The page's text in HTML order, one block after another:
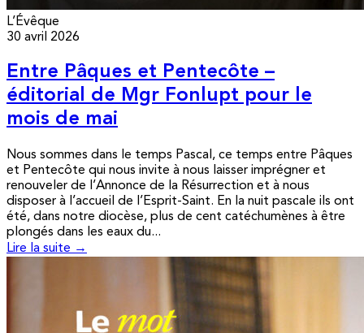
L’Évêque
30 avril 2026
Entre Pâques et Pentecôte –
éditorial de Mgr Fonlupt pour le
mois de mai
Nous sommes dans le temps Pascal, ce temps entre Pâques
et Pentecôte qui nous invite à nous laisser imprégner et
renouveler de l’Annonce de la Résurrection et à nous
disposer à l’accueil de l’Esprit-Saint. En la nuit pascale ils ont
été, dans notre diocèse, plus de cent catéchumènes à être
plongés dans les eaux du...
Lire la suite →